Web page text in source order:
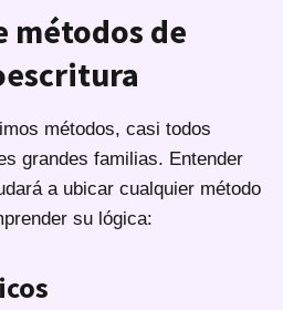
métodos de
métodos, casi todos
grandes familias. Entender
a ubicar cualquier método
su lógica: